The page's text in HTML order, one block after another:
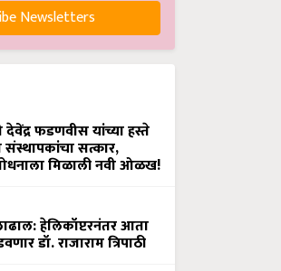
Newsletters
देवेंद्र फडणवीस यांच्या हस्ते
संस्थापकांचा सत्कार,
मिळाली नवी ओळख!
हेलिकॉप्टरनंतर आता
डॉ. राजाराम त्रिपाठी